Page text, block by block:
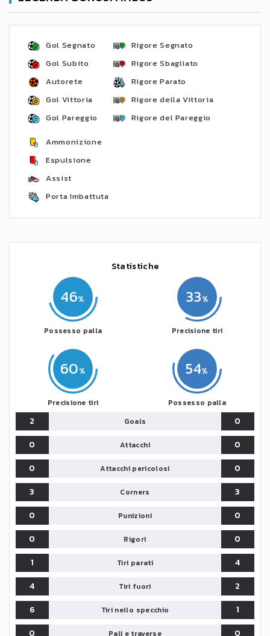
Gol Segnato
Gol Subito
Autorete
Gol Vittoria
Gol Pareggio
Rigore Segnato
Rigore Sbagliato
Rigore Parato
Rigore della Vittoria
Rigore del Pareggio
Ammonizione
Espulsione
Assist
Porta Imbattuta
Statistiche
46
Possesso palla
60
Precisione tiri
54
Possesso palla
33
Precisione tiri
2 Goals
0
0
Attacchi
0
0
Attacchi pericolosi
0
3
Corners
3
0
Punizioni
0
0
Rigori
0
1
Tiri parati
4
4
Tiri fuori
2
6
Tiri nello specchio
1
0
Pali e traverse 0